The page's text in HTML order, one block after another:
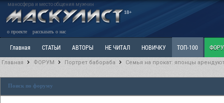
маносфера и место общения мужчин
18+
о проекте рассказать о нас
Главная СТАТЬИ АВТОРЫ НЕ ЧИТАЛ НОВИЧКУ ТОП-100
Ветка: Расстаюсь или Развожусь. САНЧАС Ветка: Наболевшее. Выскажись!
РАЗДЕЛ: Разное
Главная ФОРУМ Портрет бабораба Семья на прокат: японцы
Поиск по форуму